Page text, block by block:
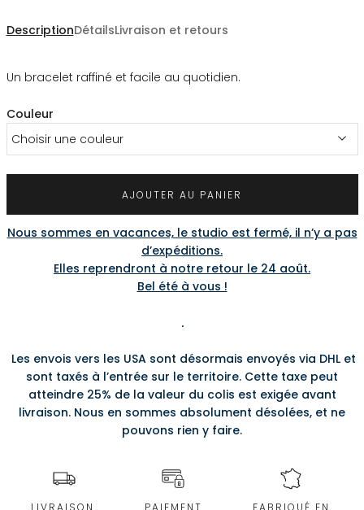
DescriptionDétailsLivraison et retours
Un bracelet raffiné et facile au quotidien.
Couleur
Choisir une couleur
AJOUTER AU PANIER
Nous sommes en vacances, le studio est fermé, il n’y a pas
d’expéditions.
Elles reprendront à notre retour le 24 août.
Bel été à vous !
.
Les envois vers les USA sont désormais envoyés via DHL et
sont taxés à l’entrée sur le territoire. Cette taxe peut
atteindre 25% de la valeur du colis est exigée avant
livraison. Nous en sommes absolument désolées, et ne
pouvons rien y faire.
LIVRAISON
PAIEMENT
FABRIQUÉ EN